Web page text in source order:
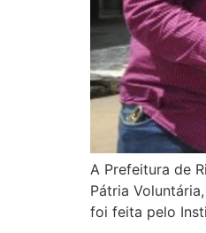
A Prefeitura de
Pátria
foi feita pelo